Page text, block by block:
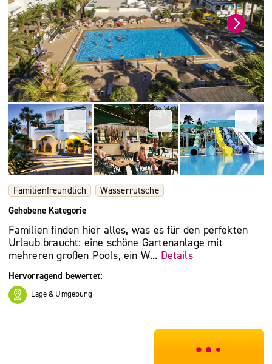
Familienfreundlich
Wasserrutsche
Gehobene Kategorie
Familien finden hier alles, was es für den perfekten
Urlaub braucht: eine schöne Gartenanlage mit
mehreren großen Pools, ein W... Details
Hervorragend bewertet:
Lage & Umgebung
***************